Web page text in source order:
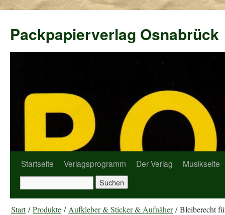
Packpapierverlag Osnabrück
Startseite Verlagsprogramm Der Verlag Musikseite
Start/Produkte / Aufkleber & Sticker & Aufnäher/ Bleiberecht